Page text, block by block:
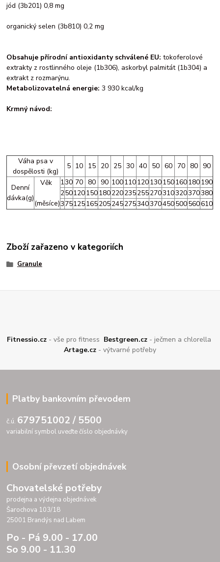
jód (3b201) 0,8 mg
organický selen (3b810) 0,2 mg
Obsahuje přírodní antioxidanty schválené EU: tokoferolové
extrakty z rostlinného oleje (1b306), askorbyl palmitát (1b304) a
extrakt z rozmarýnu.
Metabolizovatelná energie:3 930 kcal/kg
Krmný návod:
Váha psa v
dospělosti (kg)
5 10 15 20 25 30 40 50 60 70 80 90
Denní
dávka(g)
Věk
(měsíce)
130 70 80 90 100110120130150160180190
250120150180220235255270310320370380
375125165205245275340370450500560610
Zboží zařazeno v kategoriích
Granule
Fitnessio.cz - vše pro fitness Bestgreen.cz - ječmen a chlorella
Artage.cz - výtvarné potřeby
Platby bankovním převodem
č.ú. 679751002 / 5500
variabilní symbol uveďte číslo objednávky
Osobní převzetí objednávek
Chovatelské potřeby
prodejna a výdejna objednávek
Šarochova 103/18
25001 Brandýs nad Labem
Po - Pá 9.00 - 17.00
So 9.00 - 11.30